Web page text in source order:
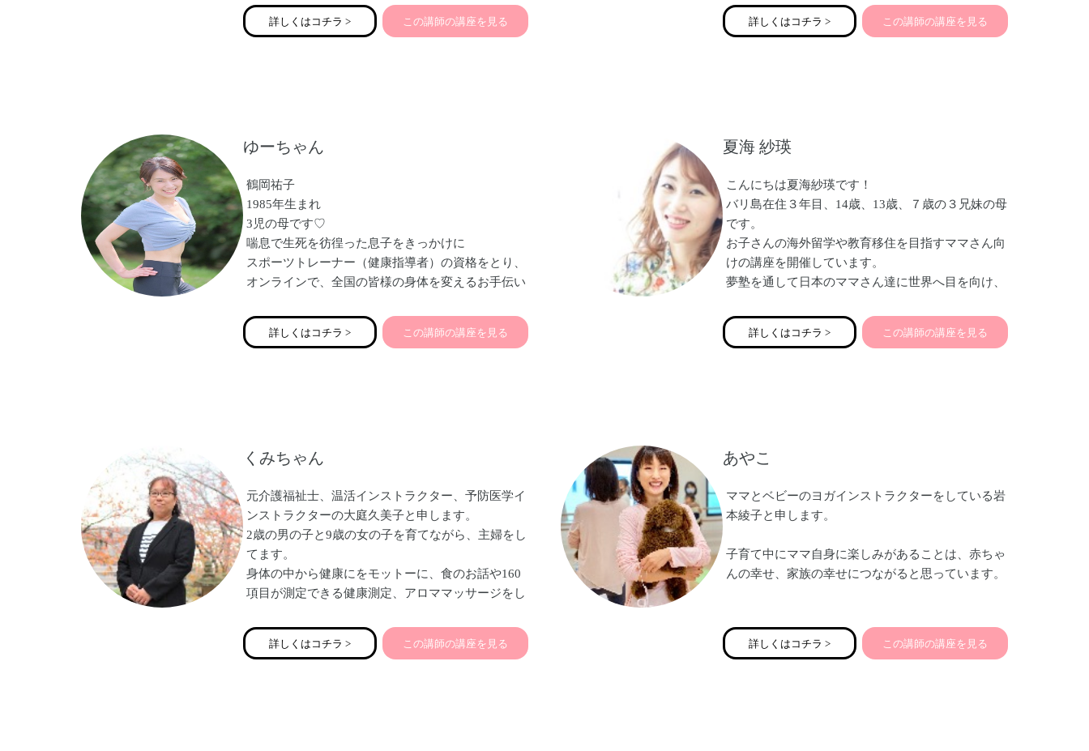
ご縁ナビゲーター結婚相談所Ring oN〜人生まるご
とプロデュースも営んでいます。
詳しくはコチラ > この講師の講座を見る
型にはめたものではなく「似合う✖️なりたい」を擦
り合わせたレッスンでご自分で出来るようになって
ります。
詳しくはコチラ > この講師の講座を見る
ゆーちゃん
鶴岡祐子
1985年生まれ
3児の母です♡
喘息で生死を彷徨った息子をきっかけに
スポーツトレーナー（健康指導者）の資格をとり、
オンラインで、全国の皆様の身体を変えるお手伝い
痩せて、くびれができた！
尿もれがなくなった！
詳しくはコチラ > この講師の講座を見る
夏海 紗瑛
こんにちは夏海紗瑛です！
バリ島在住３年目、14歳、13歳、７歳の３兄妹の母
です。
お子さんの海外留学や教育移住を目指すママさん向
けの講座を開催しています。
夢塾を通して日本のママさん達に世界へ目を向け、
たいと思っています！
皆様どうぞよろしくお願い致します。
詳しくはコチラ > この講師の講座を見る
くみちゃん
元介護福祉士、温活インストラクター、予防医学イ
ンストラクターの大庭久美子と申します。
2歳の男の子と9歳の女の子を育てながら、主婦をし
てます。
身体の中から健康にをモットーに、食のお話や160
項目が測定できる健康測定、アロママッサージをし
宜しくお願い致します♡
詳しくはコチラ > この講師の講座を見る
あやこ
ママとベビーのヨガインストラクターをしている岩
本綾子と申します。
子育て中にママ自身に楽しみがあることは、赤ちゃ
んの幸せ、家族の幸せにつながると思っています。
り、不安定になりがちなココロ。
詳しくはコチラ > この講師の講座を見る